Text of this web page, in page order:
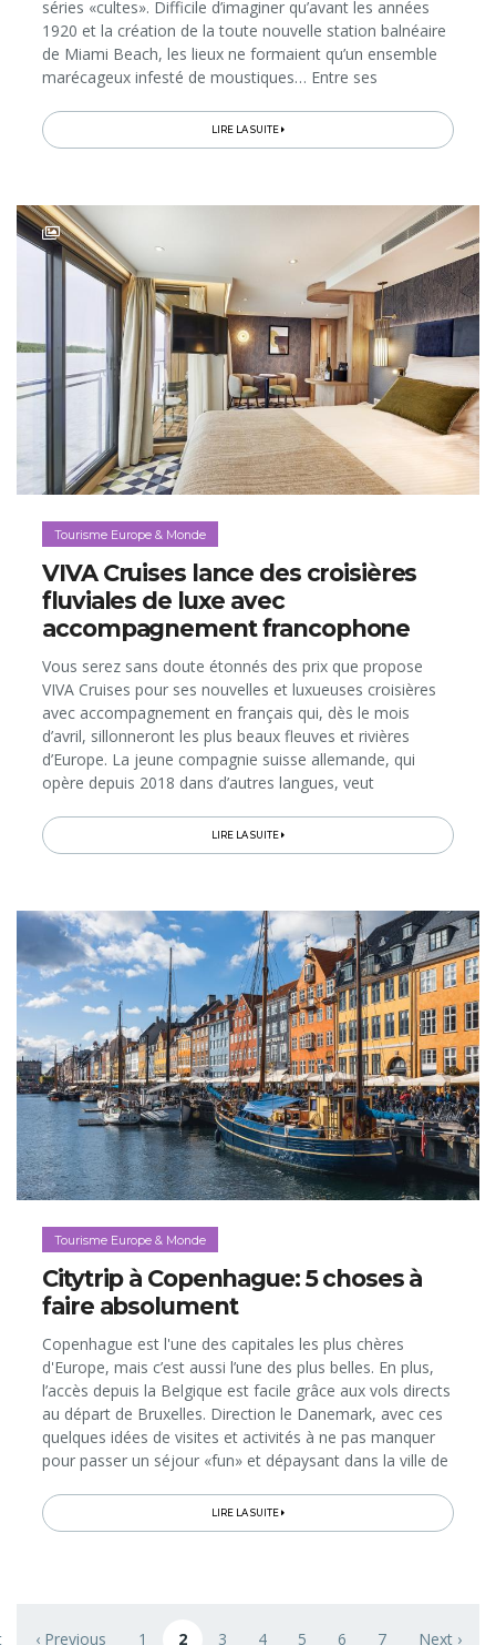
séries «cultes». Difficile d’imaginer qu’avant les années
1920 et la création de la toute nouvelle station balnéaire
de Miami Beach, les lieux ne formaient qu’un ensemble
marécageux infesté de moustiques… Entre ses
canaux turquoise...
LIRE LA SUITE
Tourisme Europe & Monde
VIVA Cruises lance des croisières
fluviales de luxe avec
accompagnement francophone
Vous serez sans doute étonnés des prix que propose
VIVA Cruises pour ses nouvelles et luxueuses croisières
avec accompagnement en français qui, dès le mois
d’avril, sillonneront les plus beaux fleuves et rivières
d’Europe. La jeune compagnie suisse allemande, qui
opère depuis 2018 dans d’autres langues, veut
concept unique...
LIRE LA SUITE
Tourisme Europe & Monde
Citytrip à Copenhague: 5 choses à
faire absolument
Copenhague est l'une des capitales les plus chères
d'Europe, mais c’est aussi l’une des plus belles. En plus,
l’accès depuis la Belgique est facile grâce aux vols directs
au départ de Bruxelles. Direction le Danemark, avec ces
quelques idées de visites et activités à ne pas manquer
pour passer un séjour «fun» et dépaysant dans la ville de
LIRE LA SUITE
‹ Previous 1 2 3 4 5 6 7 Next ›